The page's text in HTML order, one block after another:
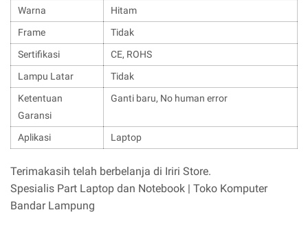
Warna
Hitam
Frame
Tidak
Sertifikasi
CE, ROHS
Lampu Latar
Tidak
Ketentuan
Garansi
Ganti baru, No human error
Aplikasi Laptop
Terimakasih telah berbelanja di Iriri Store.
Spesialis Part Laptop dan Notebook | Toko Komputer
Bandar Lampung